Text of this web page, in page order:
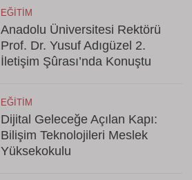
EĞITIM
Anadolu Üniversitesi Rektörü
Prof. Dr. Yusuf Adıgüzel 2.
İletişim Şûrası’nda Konuştu
EĞITIM
Dijital Geleceğe Açılan Kapı:
Bilişim Teknolojileri Meslek
Yüksekokulu